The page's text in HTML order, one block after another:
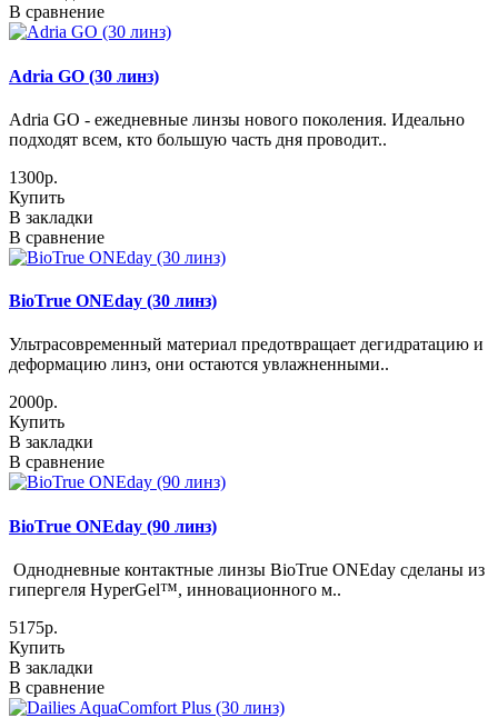
В сравнение
Adria GO (30 линз)
Adria GO - eжедневные линзы нового поколения. Идеально
подходят всем, кто большую часть дня проводит..
1300р.
Купить
В закладки
В сравнение
BioTrue ONEday (30 линз)
Ультрасовременный материал предотвращает дегидратацию и
деформацию линз, они остаются увлажненными..
2000р.
Купить
В закладки
В сравнение
BioTrue ONEday (90 линз)
Однодневные контактные линзы BioTrue ONEday сделаны из
гипергеля HyperGel™, инновационного м..
5175р.
Купить
В закладки
В сравнение